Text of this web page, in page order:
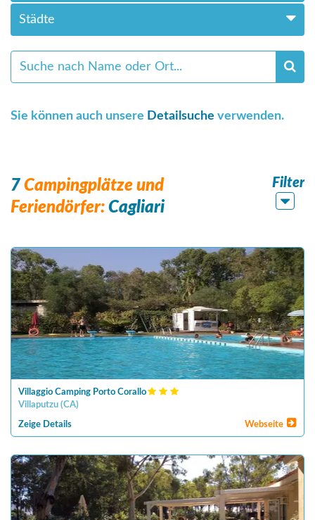
Städte
Sie können auch unsere Detailsuche verwenden.
7 Campingplätze und
Feriendörfer: Cagliari
Filter
Villaggio Camping Porto Corallo
Villaputzu (CA)
Zeige Details Webseite